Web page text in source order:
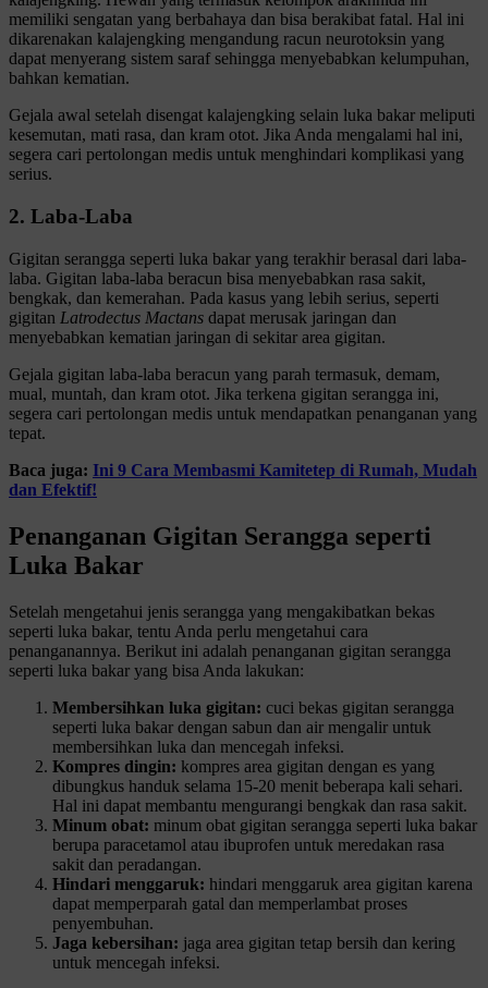
memiliki sengatan yang berbahaya dan bisa berakibat fatal. Hal ini
dikarenakan kalajengking mengandung racun neurotoksin yang
dapat menyerang sistem saraf sehingga menyebabkan kelumpuhan,
bahkan kematian.
Gejala awal setelah disengat kalajengking selain luka bakar meliputi
kesemutan, mati rasa, dan kram otot. Jika Anda mengalami hal ini,
segera cari pertolongan medis untuk menghindari komplikasi yang
serius.
2. Laba-Laba
Gigitan serangga seperti luka bakar yang terakhir berasal dari laba-
laba. Gigitan laba-laba beracun bisa menyebabkan rasa sakit,
bengkak, dan kemerahan. Pada kasus yang lebih serius, seperti
gigitan Latrodectus Mactans dapat merusak jaringan dan
menyebabkan kematian jaringan di sekitar area gigitan.
Gejala gigitan laba-laba beracun yang parah termasuk, demam,
mual, muntah, dan kram otot. Jika terkena gigitan serangga ini,
segera cari pertolongan medis untuk mendapatkan penanganan yang
tepat.
Baca juga: Ini 9 Cara Membasmi Kamitetep di Rumah, Mudah
dan Efektif!
Penanganan Gigitan Serangga seperti
Luka Bakar
Setelah mengetahui jenis serangga yang mengakibatkan bekas
seperti luka bakar, tentu Anda perlu mengetahui cara
penanganannya. Berikut ini adalah penanganan gigitan serangga
seperti luka bakar yang bisa Anda lakukan:
Membersihkan luka gigitan: cuci bekas gigitan serangga
seperti luka bakar dengan sabun dan air mengalir untuk
membersihkan luka dan mencegah infeksi.
Kompres dingin: kompres area gigitan dengan es yang
dibungkus handuk selama 15-20 menit beberapa kali sehari.
Hal ini dapat membantu mengurangi bengkak dan rasa sakit.
Minum obat: minum obat gigitan serangga seperti luka bakar
berupa paracetamol atau ibuprofen untuk meredakan rasa
sakit dan peradangan.
Hindari menggaruk: hindari menggaruk area gigitan karena
dapat memperparah gatal dan memperlambat proses
penyembuhan.
Jaga kebersihan: jaga area gigitan tetap bersih dan kering
untuk mencegah infeksi.